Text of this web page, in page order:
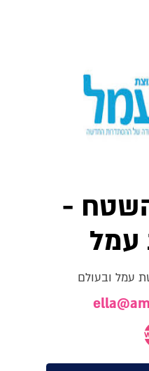
-
עמל
עמל ובעולם